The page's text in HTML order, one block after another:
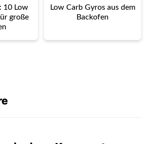
10 Low
große
Low Carb Gyros aus dem
Backofen